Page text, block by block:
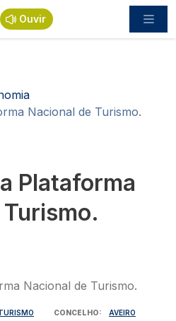
Ouvir
Nacional de Turismo.
Plataforma
CONCELHO AVEIRO